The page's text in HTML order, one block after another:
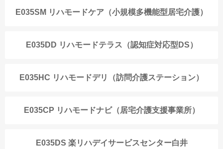
E035SM リハモードケア（小規模多機能型居宅介護）
E035DD リハモードテラス（認知症対応型DS）
E035HC リハモードデリ（訪問介護ステーション）
E035CP リハモードナビ（居宅介護支援事業所）
E035DS 楽リハデイサービスセンター白井